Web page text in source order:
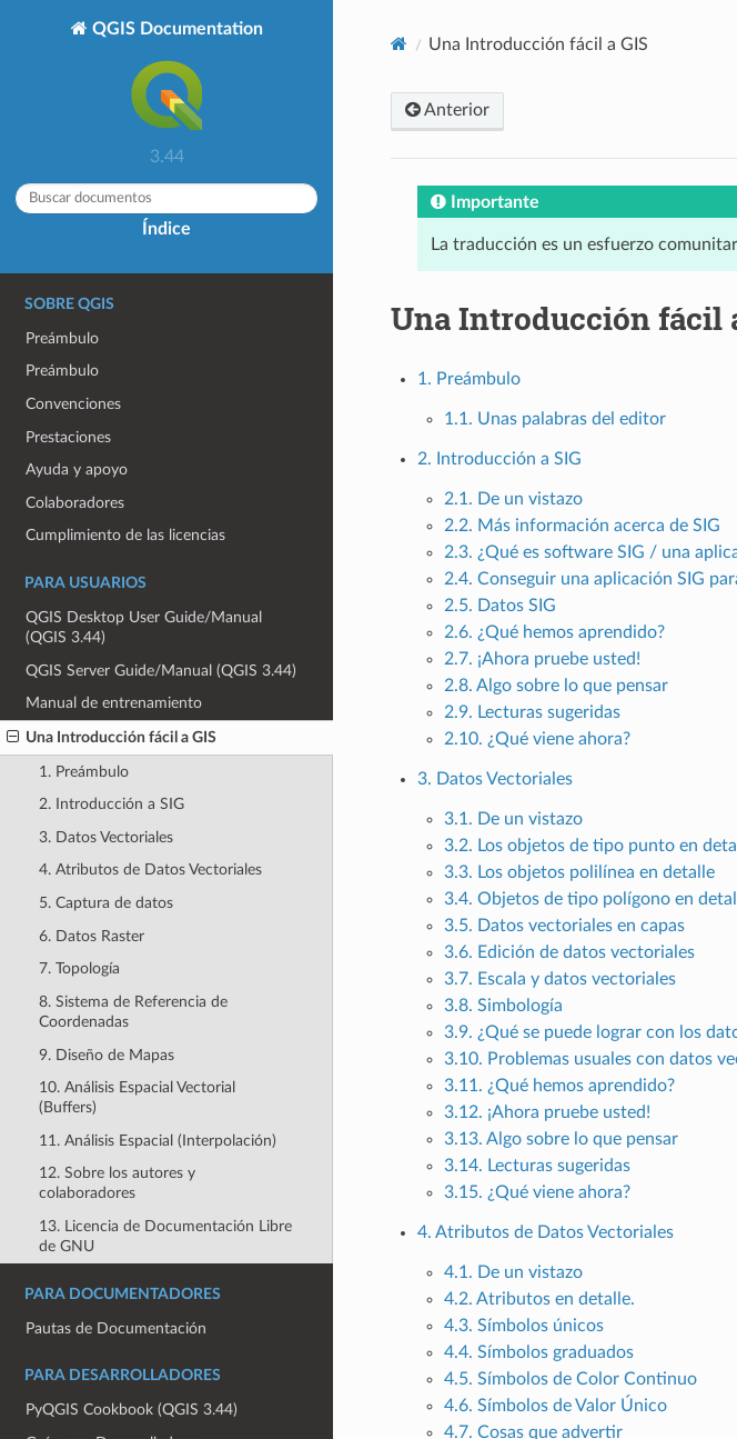
QGIS Documentation
3.44
Índice
SOBRE QGIS
Preámbulo
Preámbulo
Convenciones
Prestaciones
Ayuda y apoyo
Colaboradores
Cumplimiento de las licencias
PARA USUARIOS
QGIS Desktop User Guide/Manual
(QGIS 3.44)
QGIS Server Guide/Manual (QGIS 3.44)
Manual de entrenamiento
Una Introducción fácil a GIS
1. Preámbulo
2. Introducción a SIG
3. Datos Vectoriales
4. Atributos de Datos Vectoriales
5. Captura de datos
6. Datos Raster
7. Topología
8. Sistema de Referencia de
Coordenadas
9. Diseño de Mapas
10. Análisis Espacial Vectorial
(Buffers)
11. Análisis Espacial (Interpolación)
12. Sobre los autores y
colaboradores
13. Licencia de Documentación Libre
de GNU
PARA DOCUMENTADORES
Pautas de Documentación
PARA DESARROLLADORES
PyQGIS Cookbook (QGIS 3.44)
Una Introducción fácil a GIS
Anterior
Importante
La traducción es un esfuerzo
Una Introducción fácil
1. Preámbulo
1.1. Unas palabras del editor
2. Introducción a SIG
2.1. De un vistazo
2.2. Más información acerca de SIG
2.3. ¿Qué es software SIG / una
2.4. Conseguir una aplicación SIG
2.5. Datos SIG
2.6. ¿Qué hemos aprendido?
2.7. ¡Ahora pruebe usted!
2.8. Algo sobre lo que pensar
2.9. Lecturas sugeridas
2.10. ¿Qué viene ahora?
3. Datos Vectoriales
3.1. De un vistazo
3.2. Los objetos de tipo punto en
3.3. Los objetos polilínea en detalle
3.4. Objetos de tipo polígono en
3.5. Datos vectoriales en capas
3.6. Edición de datos vectoriales
3.7. Escala y datos vectoriales
3.8. Simbología
3.9. ¿Qué se puede lograr con los
3.10. Problemas usuales con datos
3.11. ¿Qué hemos aprendido?
3.12. ¡Ahora pruebe usted!
3.13. Algo sobre lo que pensar
3.14. Lecturas sugeridas
3.15. ¿Qué viene ahora?
4. Atributos de Datos Vectoriales
4.1. De un vistazo
4.2. Atributos en detalle.
4.3. Símbolos únicos
4.4. Símbolos graduados
4.5. Símbolos de Color Continuo
4.6. Símbolos de Valor Único
4.7. Cosas que advertir